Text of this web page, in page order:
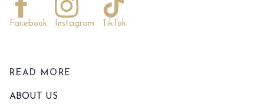
Facebook Instagram TikTok
READ MORE
ABOUT US